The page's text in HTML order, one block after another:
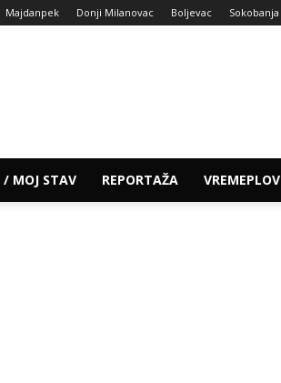
Majdanpek Donji Milanovac Boljevac Sokobanja
/ MOJ STAV REPORTAŽA VREMEPLOV